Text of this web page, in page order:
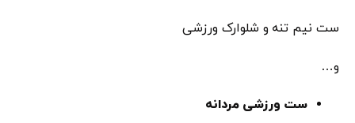
ست نیم تنه و شلوارک ورزشی
و…
ست ورزشی مردانه